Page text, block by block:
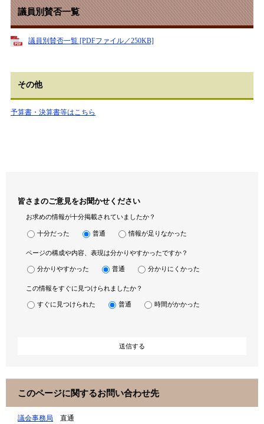
議員別賛否一覧
議員別賛否一覧 [PDFファイル／250KB]
その他
予算書・決算書等はこちら
皆さまのご意見をお聞かせください
お求めの情報が十分掲載されていましたか？
十分だった 普通 情報が足りなかった
ページの構成や内容、表現は分かりやすかったですか？
分かりやすかった 普通 分かりにくかった
この情報をすぐに見つけられましたか？
すぐに見つけられた 普通 時間がかかった
このページに関するお問い合わせ先
議会事務局
直通